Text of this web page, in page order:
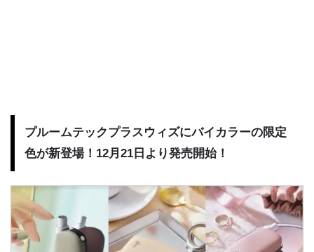
プルームテックプラスウィズにバイカラーの限定
色が新登場！12月21日より発売開始！